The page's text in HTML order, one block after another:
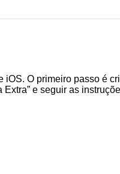
O primeiro passo é
e seguir as